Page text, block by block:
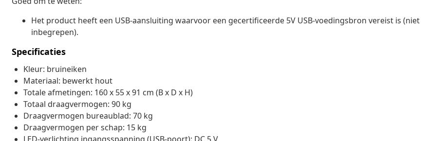
Het product heeft een USB-aansluiting waarvoor een gecertificeerde 5V USB-voedingsbron vereist is (niet
inbegrepen).
Specificaties
Kleur: bruineiken
Materiaal: bewerkt hout
Totale afmetingen: 160 x 55 x 91 cm (B x D x H)
Totaal draagvermogen: 90 kg
Draagvermogen bureaublad: 70 kg
Draagvermogen per schap: 15 kg